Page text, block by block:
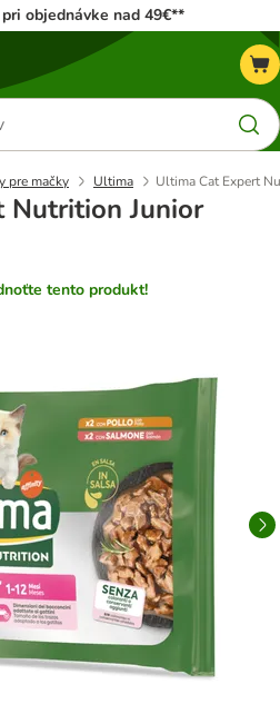
objednávke nad 49€**
pre mačky Ultima Ultima Cat Expert
Nutrition Junior
tento produkt!